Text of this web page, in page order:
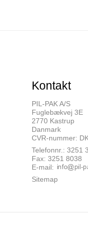
Kontakt
PIL-PAK A/S
Fuglebækvej 3E
2770 Kastrup
Danmark
CVR-nummer:
Telefonnr.: 3251
Fax: 3251 8038
E-mail:
Sitemap